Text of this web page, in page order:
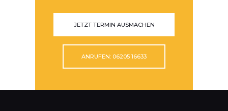
JETZT TERMIN AUSMACHEN
ANRUFEN: 06205 16633